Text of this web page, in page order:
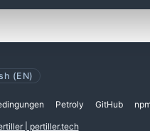
(EN)
Petroly GitHub
| pertiller.tech